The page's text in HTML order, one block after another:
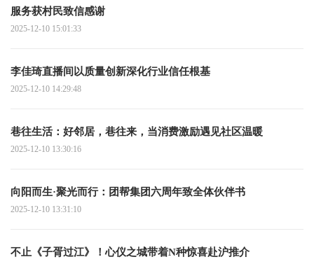
服务获村民致信感谢
2025-12-10 15:01:33
李佳琦直播间以质量创新深化行业信任根基
2025-12-10 14:29:48
巷往生活：好邻居，巷往来，当消费激励遇见社区温暖
2025-12-10 13:30:16
向阳而生·聚光而行：团帮集团六周年致全体伙伴书
2025-12-10 13:31:10
不止《子胥过江》！心仪之城带着N种惊喜赴沪推介